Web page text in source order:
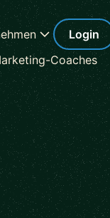
Login
Coaches